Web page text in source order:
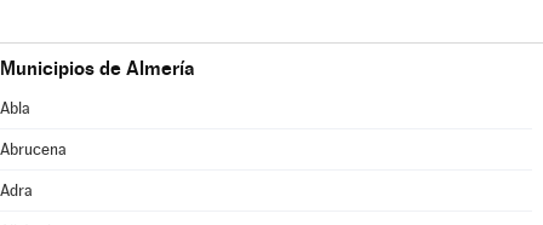
Municipios de Almería
Abla
Abrucena
Adra